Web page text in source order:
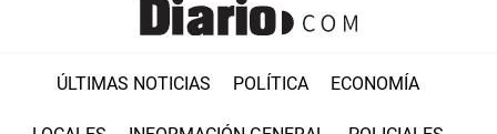
ÚLTIMAS NOTICIAS POLÍTICA ECONOMÍA